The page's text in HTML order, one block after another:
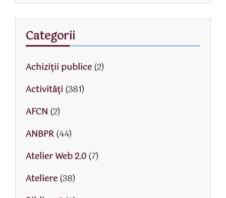
Categorii
Achiziții publice(2)
Activităţi (381)
AFCN (2)
ANBPR(44)
Atelier Web 2.0(7)
Ateliere(38)